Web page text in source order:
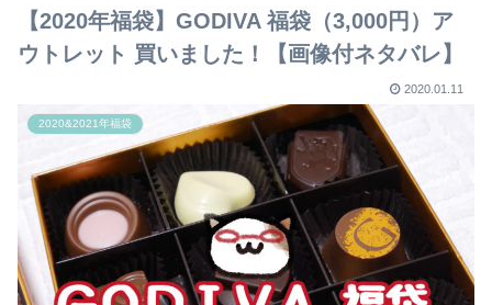
【2020年福袋】GODIVA 福袋（3,000円）ア
ウトレット 買いました！【画像付ネタバレ】
2020.01.11
2020&2021年福袋